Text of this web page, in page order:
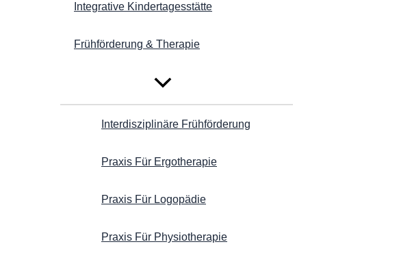
Integrative Kindertagesstätte
Frühförderung & Therapie
Interdisziplinäre Frühförderung
Praxis Für Ergotherapie
Praxis Für Logopädie
Praxis Für Physiotherapie